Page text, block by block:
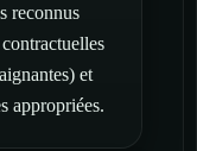
reconnus
et
appropriées.